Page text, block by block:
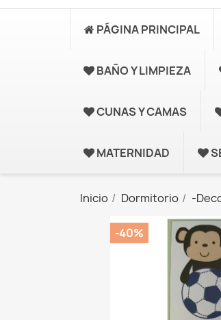
PÁGINA PRINCIPAL
BAÑO Y LIMPIEZA
CUNAS Y CAMAS
MATERNIDAD
Inicio Dormitorio -
-40%